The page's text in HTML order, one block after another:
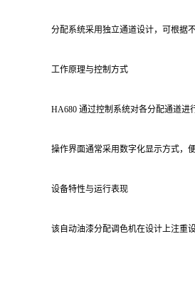
分配系统采用独立通道设计，可根据
工作原理与控制方式
HA680 通过控制系统对各分配通道进
操作界面通常采用数字化显示方式，
设备特性与运行表现
该自动油漆分配调色机在设计上注重